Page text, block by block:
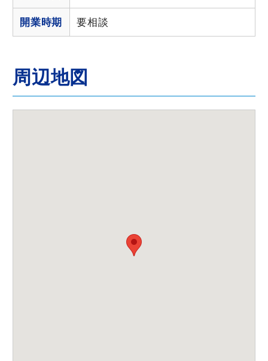
開業時期 要相談
周辺地図